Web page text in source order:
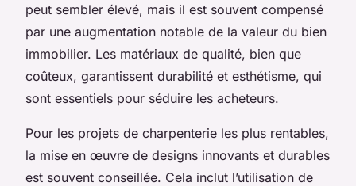
peut sembler élevé, mais il est souvent compensé
par une augmentation notable de la valeur du bien
immobilier. Les matériaux de qualité, bien que
coûteux, garantissent durabilité et esthétisme, qui
sont essentiels pour séduire les acheteurs.
Pour les projets de charpenterie les plus rentables,
la mise en œuvre de designs innovants et durables
est souvent conseillée. Cela inclut l’utilisation de